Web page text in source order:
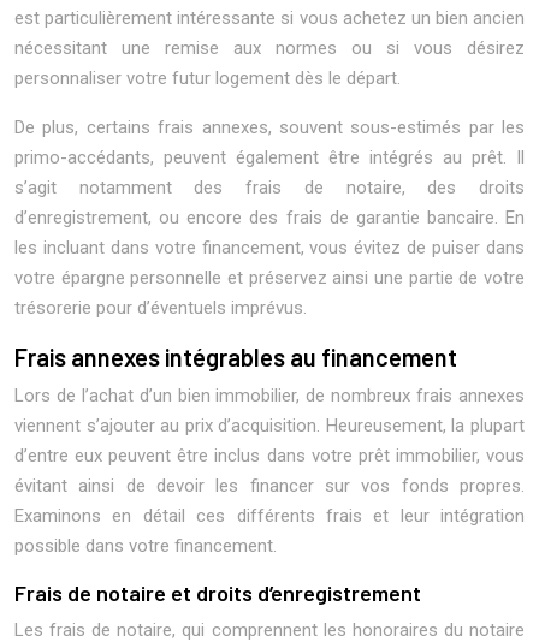
est particulièrement intéressante si vous achetez un bien ancien
nécessitant une remise aux normes ou si vous désirez
personnaliser votre futur logement dès le départ.
De plus, certains frais annexes, souvent sous-estimés par les
primo-accédants, peuvent également être intégrés au prêt. Il
s’agit notamment des frais de notaire, des droits
d’enregistrement, ou encore des frais de garantie bancaire. En
les incluant dans votre financement, vous évitez de puiser dans
votre épargne personnelle et préservez ainsi une partie de votre
trésorerie pour d’éventuels imprévus.
Frais annexes intégrables au financement
Lors de l’achat d’un bien immobilier, de nombreux frais annexes
viennent s’ajouter au prix d’acquisition. Heureusement, la plupart
d’entre eux peuvent être inclus dans votre prêt immobilier, vous
évitant ainsi de devoir les financer sur vos fonds propres.
Examinons en détail ces différents frais et leur intégration
possible dans votre financement.
Frais de notaire et droits d’enregistrement
Les frais de notaire, qui comprennent les honoraires du notaire